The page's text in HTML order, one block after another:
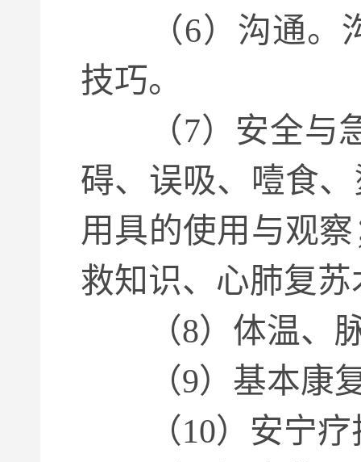
（6）沟通。沟
技巧。
（7）安全与急
碍、误吸、噎食
用具的使用与观
救知识、心肺复苏
（8）体温、脉
（9）基本康复
（10）安宁疗